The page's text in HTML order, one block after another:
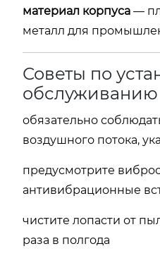
материал корпуса —
металл для
Советы по
обслуживанию
обязательно
воздушного потока,
предусмотрите
антивибрационные
чистите лопасти от
раза в полгода